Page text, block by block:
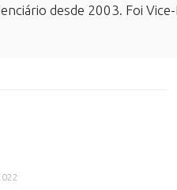
desde 2003. Foi